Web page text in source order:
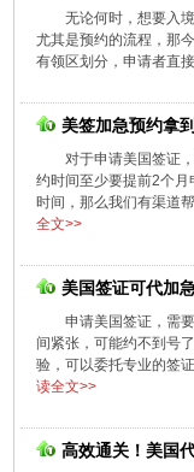
无论何时，想要入
尤其是预约的流程，那
有领区划分，申请者直
美签加急预约拿
对于申请美国签证
约时间至少要提前2个
时间，那么我们有渠道
全文>>
美国签证可代加
申请美国签证，需
间紧张，可能约不到号
验，可以委托专业的签
读全文>>
高效通关！美国